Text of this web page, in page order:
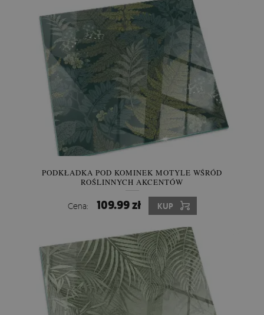
PODKŁADKA POD KOMINEK MOTYLE WŚRÓD
ROŚLINNYCH AKCENTÓW
Cena: 109.99 zł KUP